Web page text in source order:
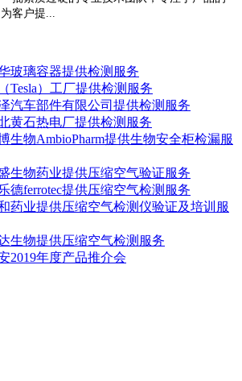
客户提...
玻璃容器提供检测服务
Tesla）工厂提供检测服务
汽车部件有限公司提供检测服务
黄石热电厂提供检测服务
生物AmbioPharm提供生物安全柜检漏服
生物药业提供压缩空气验证服务
德ferrotec提供压缩空气检测服务
药业提供压缩空气检测仪验证及培训服
生物提供压缩空气检测服务
2019年度产品推介会